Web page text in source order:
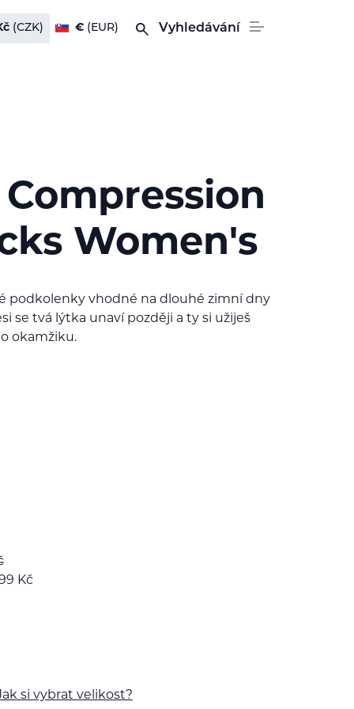
(CZK) € (EUR) Vyhledávání
Women's
podkolenky vhodné na dlouhé zimní dny
se tvá lýtka unaví později a ty si užiješ
okamžiku.
Kč
si vybrat velikost?